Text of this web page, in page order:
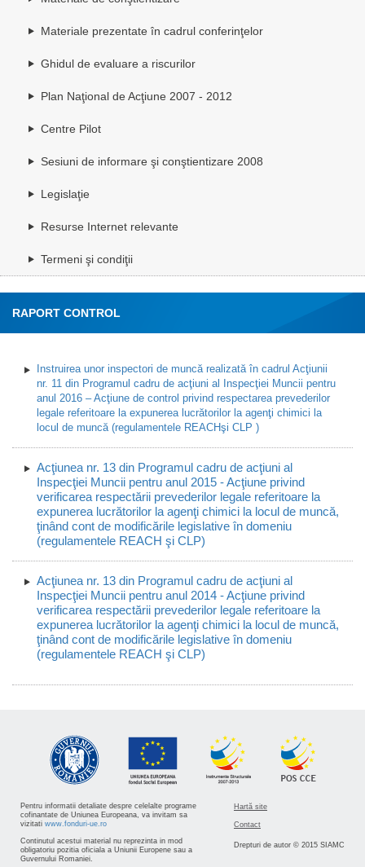
Materiale prezentate în cadrul conferinţelor
Ghidul de evaluare a riscurilor
Plan Naţional de Acţiune 2007 - 2012
Centre Pilot
Sesiuni de informare şi conştientizare 2008
Legislaţie
Resurse Internet relevante
Termeni şi condiţii
RAPORT CONTROL
Instruirea unor inspectori de muncă realizată în cadrul Acţiunii
nr. 11 din Programul cadru de acţiuni al Inspecţiei Muncii pentru
anul 2016 – Acţiune de control privind respectarea prevederilor
legale referitoare la expunerea lucrătorilor la agenţi chimici la
locul de muncă (regulamentele REACHşi CLP )
Acţiunea nr. 13 din Programul cadru de acţiuni al
Inspecţiei Muncii pentru anul 2015 - Acţiune privind
verificarea respectării prevederilor legale referitoare la
expunerea lucrătorilor la agenţi chimici la locul de muncă,
ţinând cont de modificările legislative în domeniu
(regulamentele REACH şi CLP)
Acţiunea nr. 13 din Programul cadru de acţiuni al
Inspecţiei Muncii pentru anul 2014 - Acţiune privind
verificarea respectării prevederilor legale referitoare la
expunerea lucrătorilor la agenţi chimici la locul de muncă,
ţinând cont de modificările legislative în domeniu
(regulamentele REACH şi CLP)
Pentru informatii detaliate despre celelalte programe
cofinantate de Uniunea Europeana, va invitam sa
vizitati www.fonduri-ue.ro
Continutul acestui material nu reprezinta in mod
obligatoriu pozitia oficiala a Uniunii Europene sau a
Guvernului Romaniei.
Hartă site
Contact
Drepturi de autor © 2015 SIAMC